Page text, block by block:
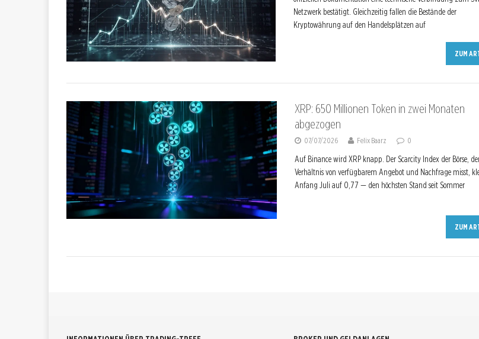
Netzwerk bestätigt. Gleichzeitig fallen die Bestände der
Kryptowährung auf den Handelsplätzen auf
ZUM
XRP: 650 Millionen Token in zwei Monaten
abgezogen
07/07/2026 Felix Baarz 0
Auf Binance wird XRP knapp. Der Scarcity Index der Börse,
Verhältnis von verfügbarem Angebot und Nachfrage misst,
Anfang Juli auf 0,77 — den höchsten Stand seit Sommer
ZUM